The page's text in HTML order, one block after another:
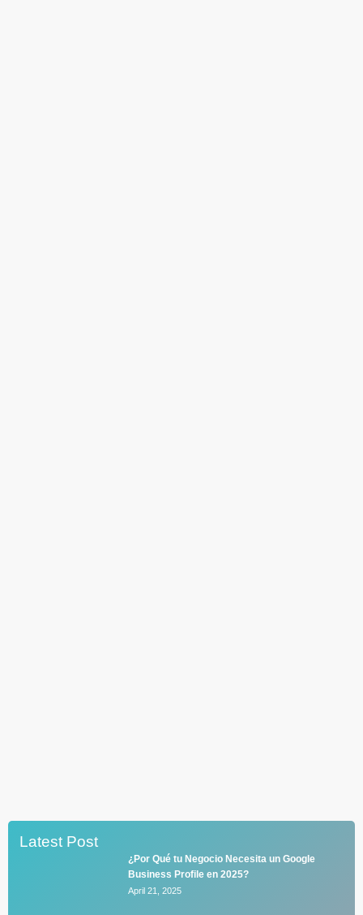
Latest Post
¿Por Qué tu Negocio Necesita un Google
Business Profile en 2025?
April 21, 2025